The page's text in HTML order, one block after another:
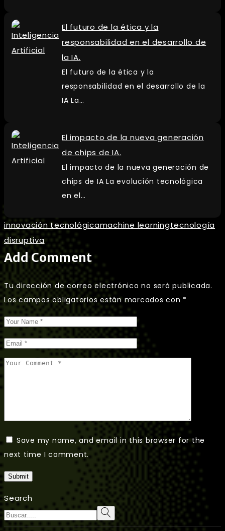
El futuro de la ética y la
responsabilidad en el desarrollo de
la IA.
El futuro de la ética y la
responsabilidad en el desarrollo de la
IA La…
El impacto de la nueva generación
de chips de IA.
El impacto de la nueva generación de
chips de IA La evolución tecnológica
en el…
innovación tecnológicamachine learningtecnología
disruptiva
Add Comment
Tu dirección de correo electrónico no será publicada.
Los campos obligatorios están marcados con *
Save my name, and email in this browser for the
next time I comment.
Submit
Search